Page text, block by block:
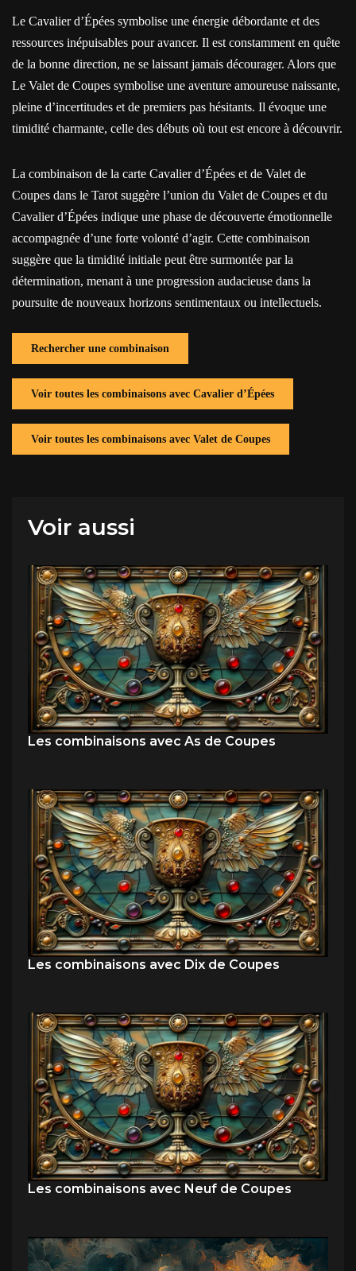
Le Cavalier d’Épées symbolise une énergie débordante et des
ressources inépuisables pour avancer. Il est constamment en quête
de la bonne direction, ne se laissant jamais décourager. Alors que
Le Valet de Coupes symbolise une aventure amoureuse naissante,
pleine d’incertitudes et de premiers pas hésitants. Il évoque une
timidité charmante, celle des débuts où tout est encore à découvrir.
La combinaison de la carte Cavalier d’Épées et de Valet de
Coupes dans le Tarot suggère l’union du Valet de Coupes et du
Cavalier d’Épées indique une phase de découverte émotionnelle
accompagnée d’une forte volonté d’agir. Cette combinaison
suggère que la timidité initiale peut être surmontée par la
détermination, menant à une progression audacieuse dans la
poursuite de nouveaux horizons sentimentaux ou intellectuels.
Rechercher une combinaison
Voir toutes les combinaisons avec Cavalier d’Épées
Voir toutes les combinaisons avec Valet de Coupes
Voir aussi
Les combinaisons avec As de Coupes
Les combinaisons avec Dix de Coupes
Les combinaisons avec Neuf de Coupes